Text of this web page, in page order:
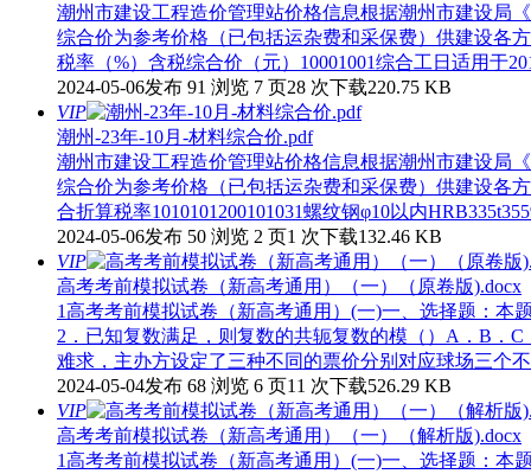
潮州市建设工程造价管理站价格信息根据潮州市建设局
综合价为参考价格（已包括运杂费和采保费）供建设各
税率（%）含税综合价（元）10001001综合工日适用于
2024-05-06发布 91 浏览 7 页28 次下载220.75 KB
VIP
潮州-23年-10月-材料综合价.pdf
潮州市建设工程造价管理站价格信息根据潮州市建设局
综合价为参考价格（已包括运杂费和采保费）供建设各
合折算税率1010101200101031螺纹钢φ10以内
2024-05-06发布 50 浏览 2 页1 次下载132.46 KB
VIP
高考考前模拟试卷（新高考通用）（一）（原卷版).docx
1高考考前模拟试卷（新高考通用）(一)一、选择题：本
2．已知复数满足，则复数的共轭复数的模（）A．B．
难求，主办方设定了三种不同的票价分别对应球场三个
2024-05-04发布 68 浏览 6 页11 次下载526.29 KB
VIP
高考考前模拟试卷（新高考通用）（一）（解析版).docx
1高考考前模拟试卷（新高考通用）(一)一、选择题：本